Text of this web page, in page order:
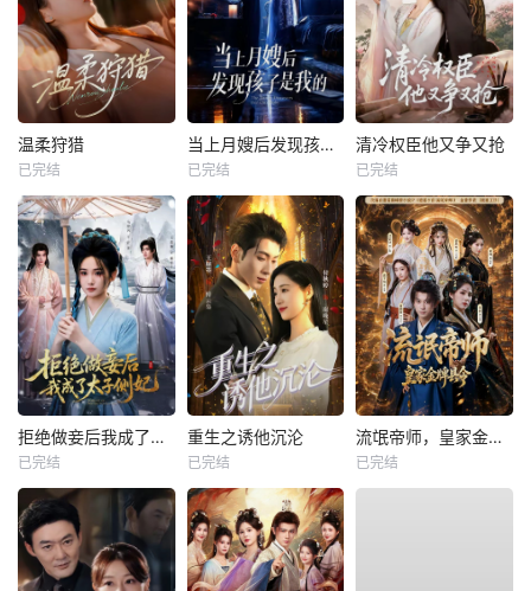
温柔狩猎
已完结
当上月嫂后发现孩子是我的
已完结
清冷权臣他又争又抢
已完结
拒绝做妾后我成了太子侧妃
已完结
重生之诱他沉沦
已完结
流氓帝师，皇家金牌县令
已完结